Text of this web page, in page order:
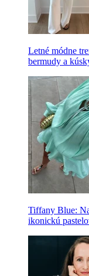
Letné módne
bermudy a
Tiffany Blue:
ikonickú